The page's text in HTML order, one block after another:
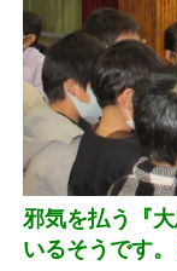
邪気を払う『
いるそうです